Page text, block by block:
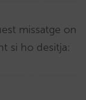
missatge on
si ho desitja: